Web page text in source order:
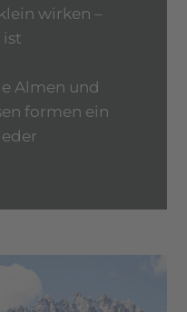
wirken –
ist
Almen und
formen ein